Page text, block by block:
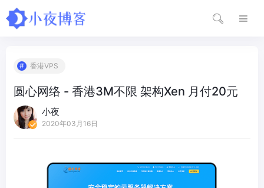
香港VPS
圆心网络 - 香港3M不限 架构Xen 月付20元
小夜
2020年03月16日